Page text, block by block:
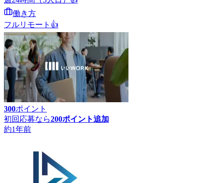
働き方
フルリモート 👍
300ポイント
初回応募なら200ポイント追加
約1年前